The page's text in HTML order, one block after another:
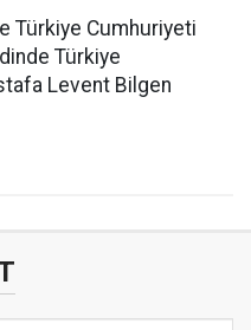
Türkiye Cumhuriyeti
Türkiye
Levent Bilgen